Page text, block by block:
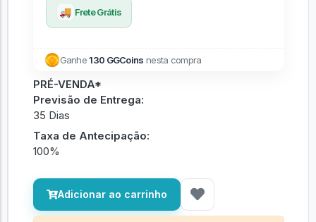
🚚 Frete Grátis
Ganhe130 GGCoins nesta compra
PRÉ-VENDA*
Previsão de Entrega:
35 Dias
Taxa de Antecipação:
100%
Adicionar ao carrinho